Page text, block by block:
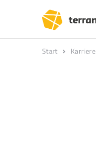
Start Karriere